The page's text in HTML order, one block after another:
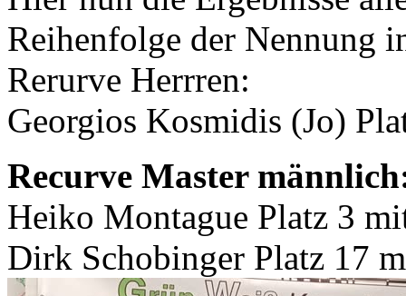
Reihenfolge der Nennung
Rerurve Herrren:
Georgios Kosmidis (Jo)
Recurve Master
Heiko Montague Platz 3
Dirk Schobinger Platz 17